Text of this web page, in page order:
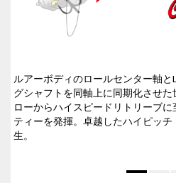
ルアーボディのロールセンター軸
グシャフトを同軸上に同期化させ
ローからハイスピードリトリーブ
ティーを発揮。卓越したハイピッ
生。